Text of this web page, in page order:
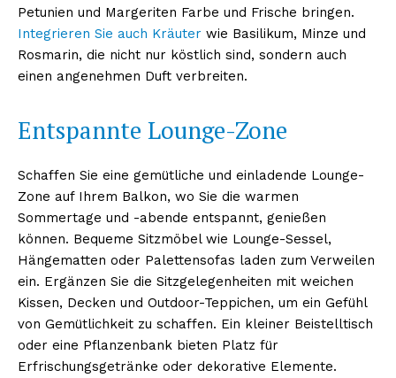
Petunien und Margeriten Farbe und Frische bringen.
Integrieren Sie auch Kräuter wie Basilikum, Minze und
Rosmarin, die nicht nur köstlich sind, sondern auch
einen angenehmen Duft verbreiten.
Entspannte Lounge-Zone
Schaffen Sie eine gemütliche und einladende Lounge-
Zone auf Ihrem Balkon, wo Sie die warmen
Sommertage und -abende entspannt, genießen
können. Bequeme Sitzmöbel wie Lounge-Sessel,
Hängematten oder Palettensofas laden zum Verweilen
ein. Ergänzen Sie die Sitzgelegenheiten mit weichen
Kissen, Decken und Outdoor-Teppichen, um ein Gefühl
von Gemütlichkeit zu schaffen. Ein kleiner Beistelltisch
oder eine Pflanzenbank bieten Platz für
Erfrischungsgetränke oder dekorative Elemente.